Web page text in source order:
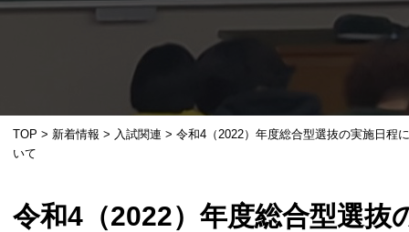
TOP > 新着情報 > 入試関連 >令和4（2022）年度総合型選抜の実施日程
いて
令和4（2022）年度総合型選抜